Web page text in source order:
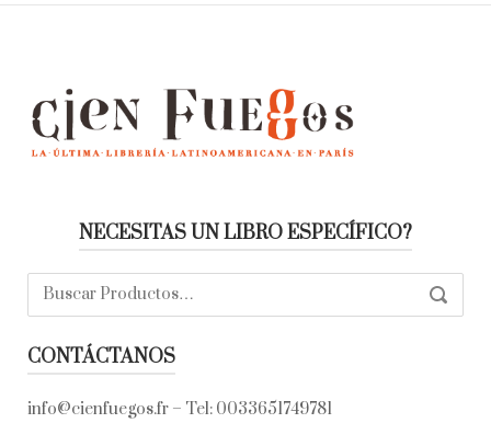
NECESITAS UN LIBRO ESPECÍFICO?
Buscar:
CONTÁCTANOS
info@cienfuegos.fr – Tel: 0033651749781